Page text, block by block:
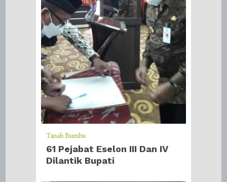
Tanah Bumbu
61 Pejabat Eselon III Dan IV
Dilantik Bupati